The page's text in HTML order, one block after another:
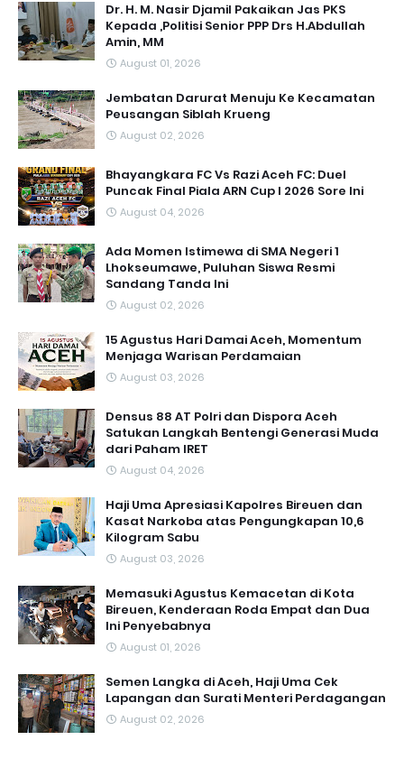
Dr. H. M. Nasir Djamil Pakaikan Jas PKS
Kepada ,Politisi Senior PPP Drs H.Abdullah
Amin, MM
August 01, 2026
Jembatan Darurat Menuju Ke Kecamatan
Peusangan Siblah Krueng
August 02, 2026
Bhayangkara FC Vs Razi Aceh FC: Duel
Puncak Final Piala ARN Cup I 2026 Sore Ini
August 04, 2026
Ada Momen Istimewa di SMA Negeri 1
Lhokseumawe, Puluhan Siswa Resmi
Sandang Tanda Ini
August 02, 2026
15 Agustus Hari Damai Aceh, Momentum
Menjaga Warisan Perdamaian
August 03, 2026
Densus 88 AT Polri dan Dispora Aceh
Satukan Langkah Bentengi Generasi Muda
dari Paham IRET
August 04, 2026
Haji Uma Apresiasi Kapolres Bireuen dan
Kasat Narkoba atas Pengungkapan 10,6
Kilogram Sabu
August 03, 2026
Memasuki Agustus Kemacetan di Kota
Bireuen, Kenderaan Roda Empat dan Dua
Ini Penyebabnya
August 01, 2026
Semen Langka di Aceh, Haji Uma Cek
Lapangan dan Surati Menteri Perdagangan
August 02, 2026